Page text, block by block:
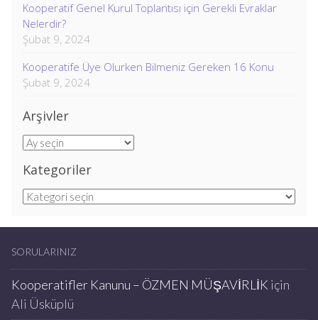
Kooperatif Genel Kurul Toplantısı için Gerekli Evraklar
Nelerdir?
Şubat 9, 2024
Kooperatife Üye Olurken Bilmeniz Gereken 16 Konu
Şubat 9, 2024
Arşivler
Arşivler
Kategoriler
Kategoriler
SORULARINIZ
Kooperatifler Kanunu – ÖZMEN MÜŞAVİRLİK için
Ali Üsküplü